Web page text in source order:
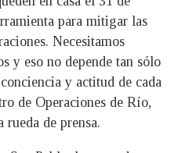
para mitigar las
Necesitamos
y eso no depende tan sólo
y actitud de cada
de Operaciones de Río,
rueda de prensa.